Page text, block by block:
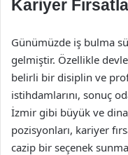
Kariyer
Günümüzde iş bulma
gelmiştir. Özellikle
belirli bir disiplin ve
istihdamlarını, sonuç
İzmir gibi büyük ve
pozisyonları, kariyer
cazip bir seçenek